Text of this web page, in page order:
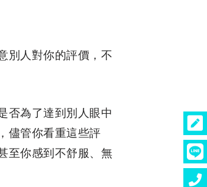
別人對你的評價，不
否為了達到別人眼中
儘管你看重這些評
至你感到不舒服、無